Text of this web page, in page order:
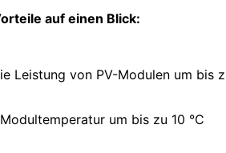
auf einen Blick:
Leistung von PV-Modulen um bis
um bis zu 10 °C